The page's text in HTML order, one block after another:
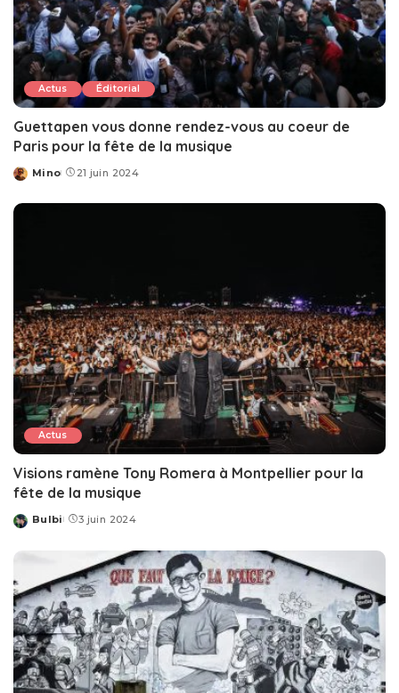
Actus Éditorial
Guettapen vous donne rendez-vous au coeur de
Paris pour la fête de la musique
Posted
Mino 21 juin 2024
Actus
Visions ramène Tony Romera à Montpellier pour la
fête de la musique
Posted
Bulbi 3 juin 2024